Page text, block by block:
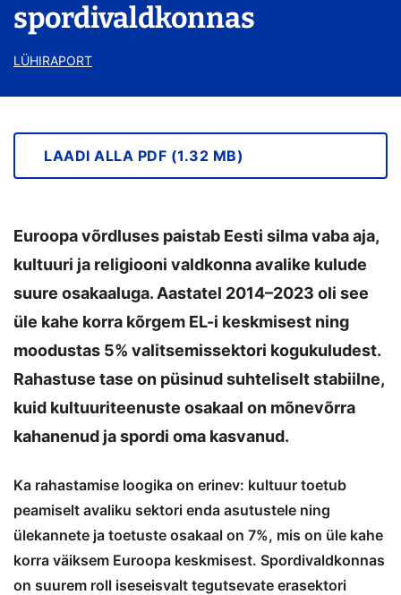
spordivaldkonnas
LÜHIRAPORT
LAADI ALLA PDF (1.32 MB)
Euroopa võrdluses paistab Eesti silma vaba aja,
kultuuri ja religiooni valdkonna avalike kulude
suure osakaaluga. Aastatel 2014–2023 oli see
üle kahe korra kõrgem EL-i keskmisest ning
moodustas 5% valitsemissektori kogukuludest.
Rahastuse tase on püsinud suhteliselt stabiilne,
kuid kultuuriteenuste osakaal on mõnevõrra
kahanenud ja spordi oma kasvanud.
Ka rahastamise loogika on erinev: kultuur toetub
peamiselt avaliku sektori enda asutustele ning
ülekannete ja toetuste osakaal on 7%, mis on üle kahe
korra väiksem Euroopa keskmisest. Spordivaldkonnas
on suurem roll iseseisvalt tegutsevate erasektori